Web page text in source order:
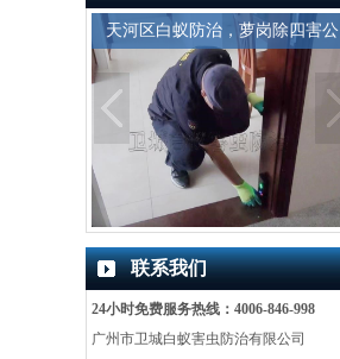
广州白蚁防治中心,广州白蚁防
联系我们
24小时免费服务热线：4006-846-998
广州市卫城白蚁害虫防治有限公司